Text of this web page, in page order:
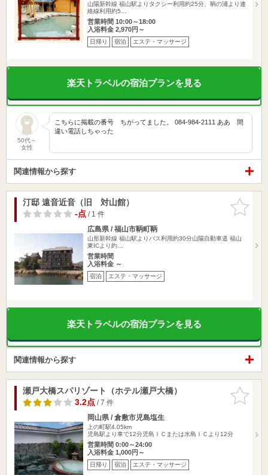
山陽新幹線 福山駅よりタクシー利用約25分、鞆の浦より連
絡線利用約5…
営業時間 10:00～18:00
入浴料金 2,970円～
日帰り 宿泊 エステ・マッサージ
楽天トラベルの宿泊プランを見る
50代～
女性
こちらに掲載の番号 ちがってました。 084-984-2111 ああ 間
違い電話しちゃった
関連情報から探す
お気に入
りに追加
汀邸 遠音近音（旧 対山館）
-点/ 1 件
広島県 / 福山市鞆町鞆
山形新幹線 福山駅よりバス利用約30分山陽自動車道 福山
東ICより約…
営業時間
入浴料金 ～
宿泊 エステ・マッサージ
楽天トラベルの宿泊プランを見る
関連情報から探す
お気に入
りに追加
瀬戸大橋スパリゾート（ホテル瀬戸大橋）
3.2点/ 7 件
岡山県 / 倉敷市児島塩生
上の町駅4.05km
児島駅より車で12分児島ＩＣまたは水島ＩＣより12分
営業時間 0:00～24:00
入浴料金 1,000円～
日帰り 宿泊 エステ・マッサージ